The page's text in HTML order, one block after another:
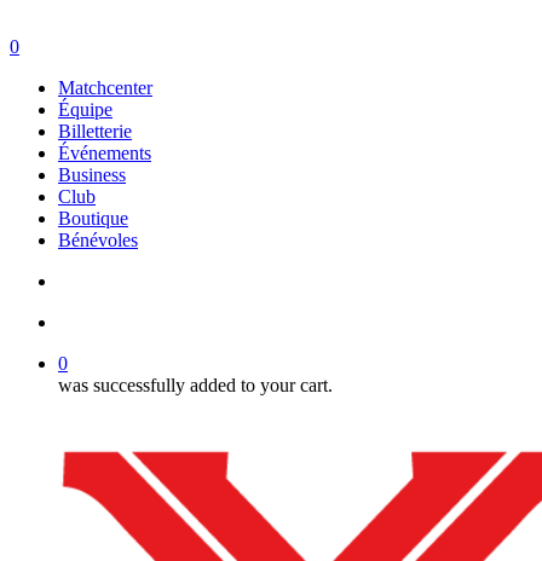
search
account
0
Matchcenter
Équipe
Billetterie
Événements
Business
Club
Boutique
Bénévoles
0
was successfully added to your cart.